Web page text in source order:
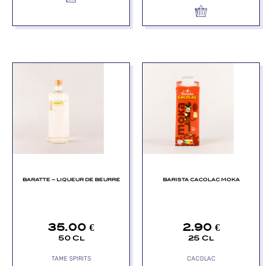
BARATTE – LIQUEUR DE BEURRE
35.00 €
50 Cl
TAME SPIRITS
BARISTA CACOLAC MOKA
2.90 €
25 Cl
CACOLAC